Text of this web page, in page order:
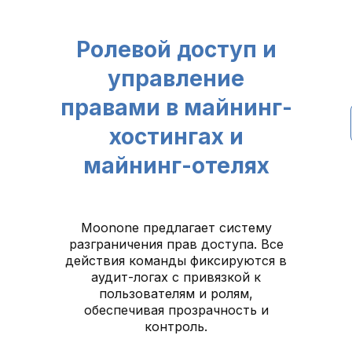
Ролевой доступ и
управление
правами в майнинг-
хостингах и
майнинг-отелях
Moonone предлагает систему
разграничения прав доступа. Все
действия команды фиксируются в
аудит-логах с привязкой к
пользователям и ролям,
обеспечивая прозрачность и
контроль.